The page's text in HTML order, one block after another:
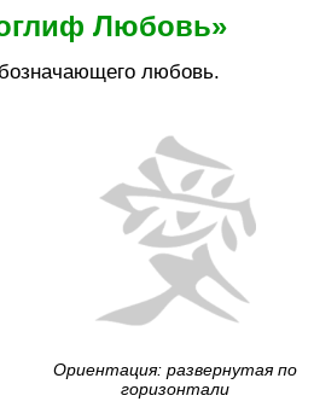
Любовь»
любовь.
Ориентация: развернутая по
горизонтали